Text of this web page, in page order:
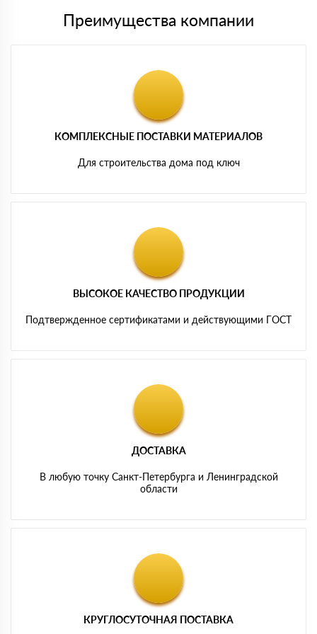
Преимущества компании
КОМПЛЕКСНЫЕ ПОСТАВКИ МАТЕРИАЛОВ
Для строительства дома под ключ
ВЫСОКОЕ КАЧЕСТВО ПРОДУКЦИИ
Подтвержденное сертификатами и действующими ГОСТ
ДОСТАВКА
В любую точку Санкт-Петербурга и Ленинградской
области
КРУГЛОСУТОЧНАЯ ПОСТАВКА